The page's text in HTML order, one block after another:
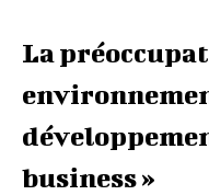
La
business »